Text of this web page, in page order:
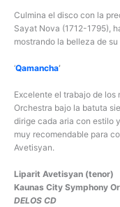
Culmina el disco con la
Sayat Nova (1712-1795),
mostrando la belleza de
‘Qamancha’
Excelente el trabajo de
Orchestra bajo la batuta
dirige cada aria con estilo
muy recomendable para
Avetisyan.
Liparit Avetisyan (tenor)
Kaunas City Symphony
DELOS CD